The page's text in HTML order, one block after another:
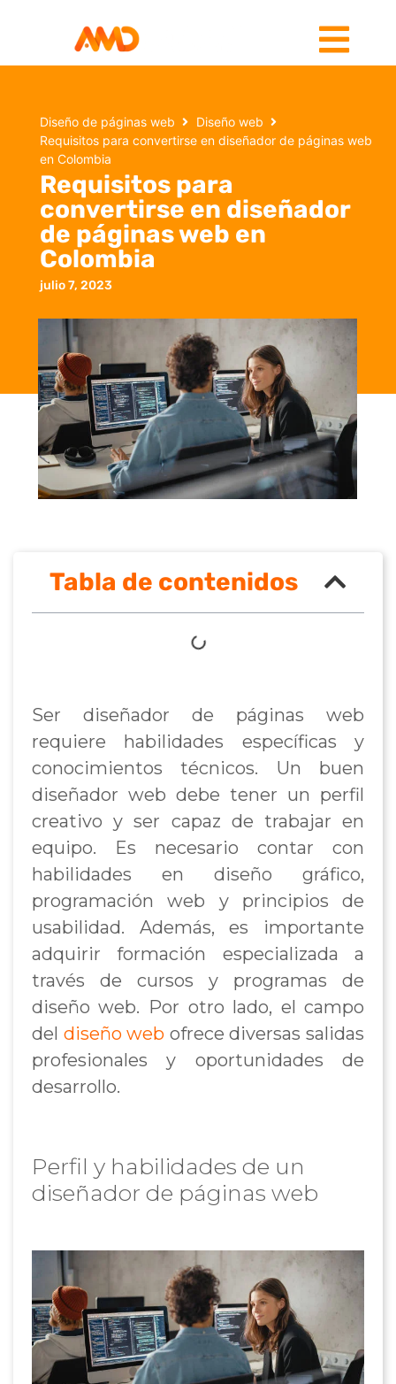
Diseño de páginas web
Diseño web
Requisitos para convertirse en diseñador de páginas web
en Colombia
Requisitos para
convertirse en diseñador
de páginas web en
Colombia
julio 7, 2023
Tabla de contenidos
Ser diseñador de páginas web
requiere habilidades específicas y
conocimientos técnicos. Un buen
diseñador web debe tener un perfil
creativo y ser capaz de trabajar en
equipo. Es necesario contar con
habilidades en diseño gráfico,
programación web y principios de
usabilidad. Además, es importante
adquirir formación especializada a
través de cursos y programas de
diseño web. Por otro lado, el campo
del diseño web ofrece diversas salidas
profesionales y oportunidades de
desarrollo.
Perfil y habilidades de un
diseñador de páginas web